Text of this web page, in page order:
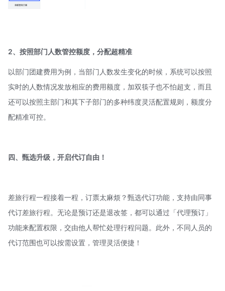
2、按照部门人数管控额度，分配超精准
以部门团建费用为例，当部门人数发生变化的时候，系统可以按照
实时的人数情况发放相应的费用额度，加双筷子也不怕超支，而且
还可以按照主部门和其下子部门的多种纬度灵活配置规则，额度分
配精准可控。
四、甄选升级，开启代订自由！
差旅行程一程接着一程，订票太麻烦？甄选代订功能，支持由同事
代订差旅行程。无论是预订还是退改签，都可以通过「代理预订」
功能来配置权限，交由他人帮忙处理行程问题。此外，不同人员的
代订范围也可以按需设置，管理灵活便捷！